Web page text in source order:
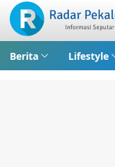
Berita Lifestyle